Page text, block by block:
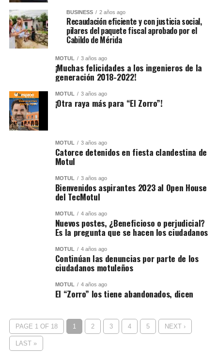
BUSINESS 2 años ago
Recaudación eficiente y con justicia social,
pilares del paquete fiscal aprobado por el
Cabildo de Mérida
MOTUL 3 años ago
¡Muchas felicidades a los ingenieros de la
generación 2018-2022!
MOTUL 3 años ago
¡Otra raya más para “El Zorro”!
MOTUL 3 años ago
Catorce detenidos en fiesta clandestina de
Motul
MOTUL 3 años ago
Bienvenidos aspirantes 2023 al Open House
del TecMotul
MOTUL 4 años ago
Nuevos postes, ¿Beneficioso o perjudicial?
Es la pregunta que se hacen los ciudadanos
MOTUL 4 años ago
Continúan las denuncias por parte de los
ciudadanos motuleños
MOTUL 4 años ago
El “Zorro” los tiene abandonados, dicen
PAGE 1 OF 18 1 2 3 4 5 NEXT ›
LAST »